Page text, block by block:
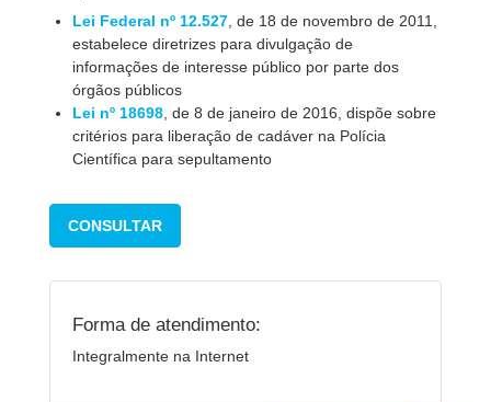
Lei Federal nº 12.527 , de 18 de novembro de 2011,
estabelece diretrizes para divulgação de
informações de interesse público por parte dos
órgãos públicos
Lei nº 18698 , de 8 de janeiro de 2016, dispõe sobre
critérios para liberação de cadáver na Polícia
Científica para sepultamento
CONSULTAR
Forma de atendimento:
Integralmente na Internet